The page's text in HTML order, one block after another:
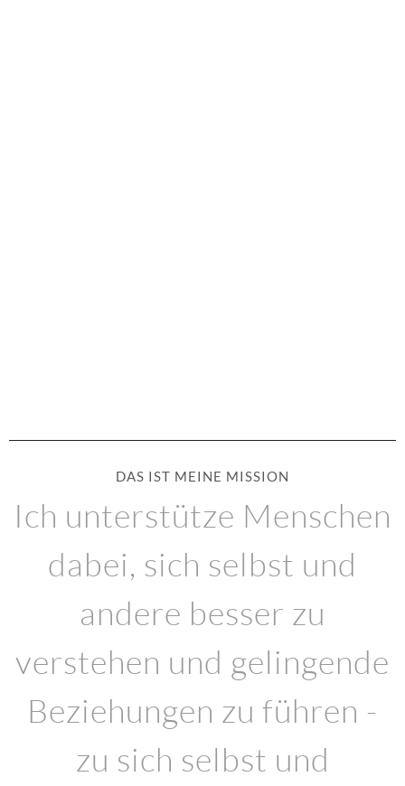
DAS IST MEINE MISSION
Ich unterstütze Menschen
dabei, sich selbst und
andere besser zu
verstehen und gelingende
Beziehungen zu führen -
zu sich selbst und